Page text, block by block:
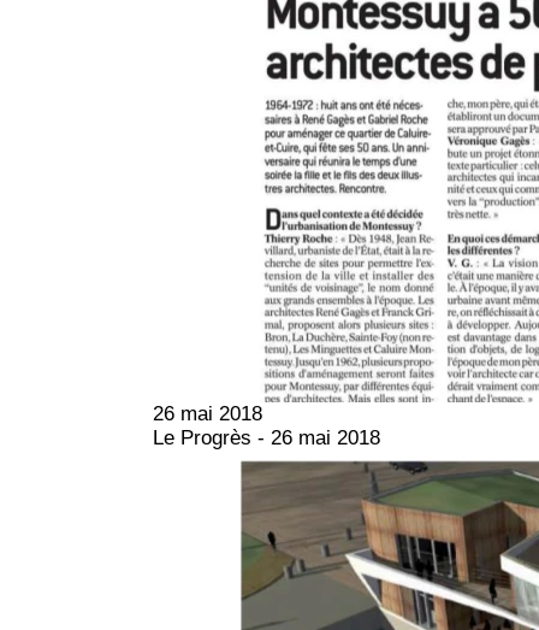
26 mai 2018
Le Progrès - 26 mai 2018